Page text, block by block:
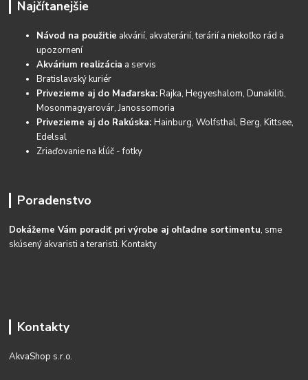
Najčítanejšie
Návod na použitie akvárií, akvaterárií, terárií a niekoľko rád a
upozornení
Akvárium realizácia a servis
Bratislavský kuriér
Privezieme aj do Maďarska:Rajka, Hegyeshalom, Dunakiliti,
Mosonmagyarovár, Janossomoria
Privezieme aj do Rakúska:Hainburg, Wolfsthal, Berg, Kittsee,
Edelsal
Zriaďovanie na kĺúč - fotky
Poradenstvo
Dokážeme Vám poradiť pri výrobe aj ohľadne sortimentu, sme
skúsený akvaristi a teraristi.Kontakty
Kontakty
AkvaShop s.r.o.